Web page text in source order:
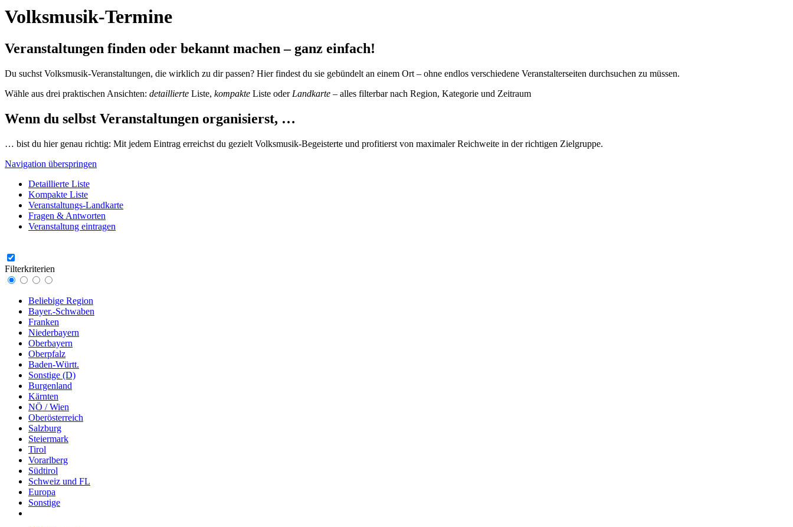
Volksmusik-Termine
Veranstaltungen finden oder bekannt machen – ganz einfach!
Du suchst Volksmusik-Veranstaltungen, die wirklich zu dir passen? Hier findest du sie gebündelt an einem Ort – ohne endlos verschiedene Veranstalterseiten durchsuchen zu müssen.
Wähle aus drei praktischen Ansichten: detaillierte Liste, kompakte Liste oder Landkarte – alles filterbar nach Region, Kategorie und Zeitraum
Wenn du selbst Veranstaltungen organisierst, …
… bist du hier genau richtig: Mit jedem Eintrag erreichst du gezielt Volksmusik-Begeisterte und profitierst von maximaler Reichweite in der richtigen Zielgruppe.
Navigation überspringen
Detaillierte Liste
Kompakte Liste
Veranstaltungs-Landkarte
Fragen & Antworten
Veranstaltung eintragen
Filterkriterien
Beliebige Region
Bayer.-Schwaben
Franken
Niederbayern
Oberbayern
Oberpfalz
Baden-Württ.
Sonstige (D)
Burgenland
Kärnten
NÖ / Wien
Oberösterreich
Salzburg
Steiermark
Tirol
Vorarlberg
Südtirol
Schweiz und FL
Europa
Sonstige